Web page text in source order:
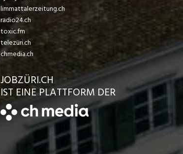
limmattalerzeitung.ch
radio24.ch
toxic.fm
telezüri.ch
chmedia.ch
JOBZÜRI.CH
IST EINE PLATTFORM DER